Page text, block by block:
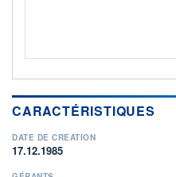
CARACTÉRISTIQUES
DATE DE CRÉATION
17.12.1985